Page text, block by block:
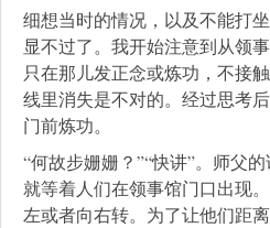
细想当时的情况，以及不能打
显不过了。我开始注意到从领
只在那儿发正念或炼功，不接
线里消失是不对的。经过思考
门前炼功。
“何故步姗姗？”“快讲”。师父
就等着人们在领事馆门口出现
左或者向右转。为了让他们距